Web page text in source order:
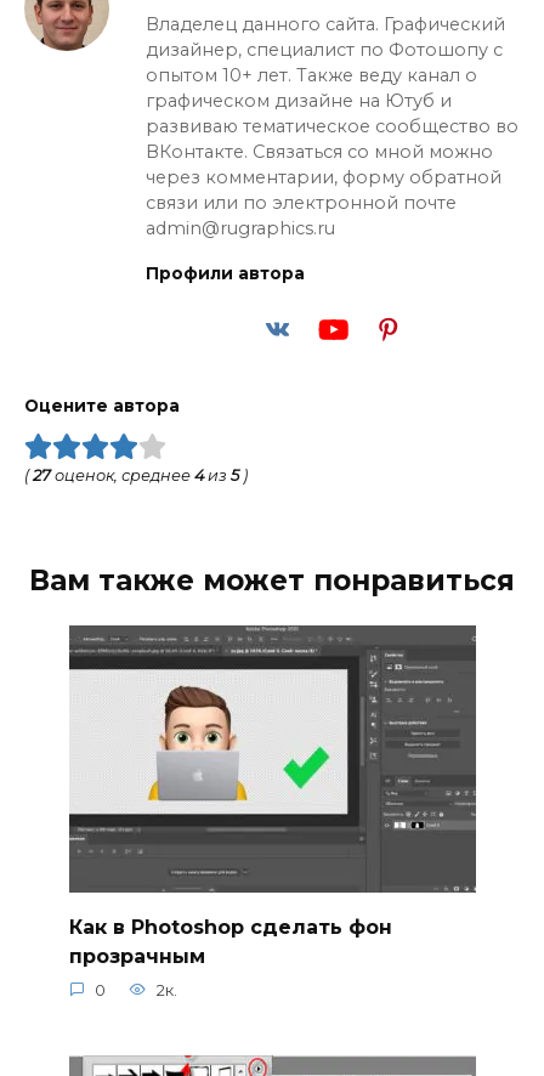
Владелец данного сайта. Графический
дизайнер, специалист по Фотошопу с
опытом 10+ лет. Также веду канал о
графическом дизайне на Ютуб и
развиваю тематическое сообщество во
ВКонтакте. Связаться со мной можно
через комментарии, форму обратной
связи или по электронной почте
admin@rugraphics.ru
Профили автора
Оцените автора
(27оценок, среднее 4из 5)
Вам также может понравиться
Как в Photoshop сделать фон
прозрачным
0 2к.